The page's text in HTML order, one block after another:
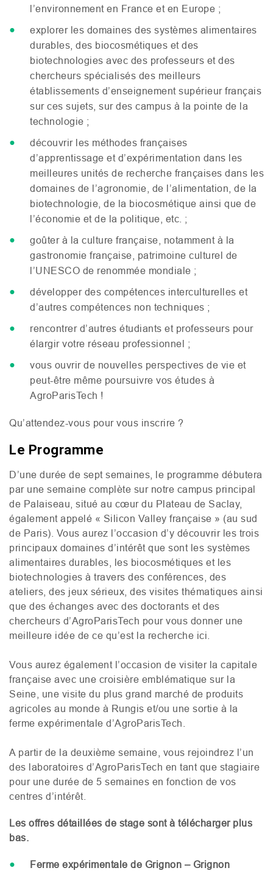
l’environnement en France et en Europe ;
explorer les domaines des systèmes alimentaires
durables, des biocosmétiques et des
biotechnologies avec des professeurs et des
chercheurs spécialisés des meilleurs
établissements d’enseignement supérieur français
sur ces sujets, sur des campus à la pointe de la
technologie ;
découvrir les méthodes françaises
d’apprentissage et d’expérimentation dans les
meilleures unités de recherche françaises dans les
domaines de l’agronomie, de l’alimentation, de la
biotechnologie, de la biocosmétique ainsi que de
l’économie et de la politique, etc. ;
goûter à la culture française, notamment à la
gastronomie française, patrimoine culturel de
l’UNESCO de renommée mondiale ;
développer des compétences interculturelles et
d’autres compétences non techniques ;
rencontrer d’autres étudiants et professeurs pour
élargir votre réseau professionnel ;
vous ouvrir de nouvelles perspectives de vie et
peut-être même poursuivre vos études à
AgroParisTech !
Qu’attendez-vous pour vous inscrire ?
Le Programme
D’une durée de sept semaines, le programme débutera
par une semaine complète sur notre campus principal
de Palaiseau, situé au cœur du Plateau de Saclay,
également appelé « Silicon Valley française » (au sud
de Paris). Vous aurez l’occasion d’y découvrir les trois
principaux domaines d’intérêt que sont les systèmes
alimentaires durables, les biocosmétiques et les
biotechnologies à travers des conférences, des
ateliers, des jeux sérieux, des visites thématiques ainsi
que des échanges avec des doctorants et des
chercheurs d’AgroParisTech pour vous donner une
meilleure idée de ce qu’est la recherche ici.
Vous aurez également l’occasion de visiter la capitale
française avec une croisière emblématique sur la
Seine, une visite du plus grand marché de produits
agricoles au monde à Rungis et/ou une sortie à la
ferme expérimentale d’AgroParisTech.
A partir de la deuxième semaine, vous rejoindrez l’un
des laboratoires d’AgroParisTech en tant que stagiaire
pour une durée de 5 semaines en fonction de vos
centres d’intérêt.
Les offres détaillées de stage sont à télécharger plus
bas.
Ferme expérimentale de Grignon – Grignon